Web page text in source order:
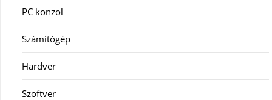
PC konzol
Számítógép
Hardver
Szoftver